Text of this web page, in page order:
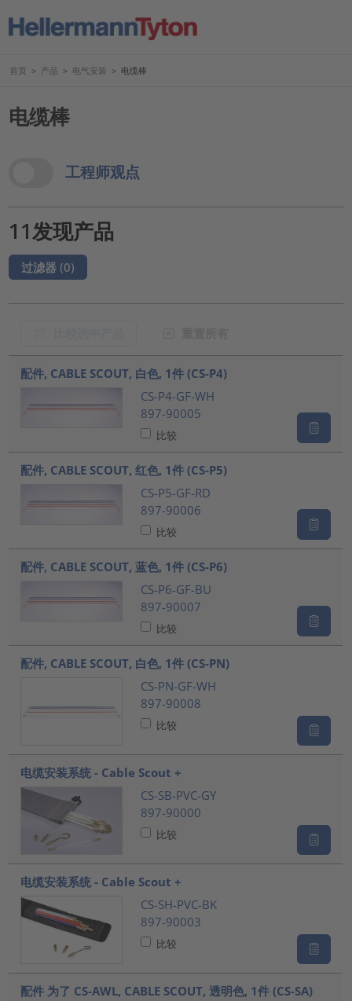
首页 > 产品 > 电气安装 > 电缆棒
电缆棒
View Options
工程师观点
11发现产品
过滤器 (0)
配件, CABLE SCOUT, 白色, 1件 (CS-P4)
CS-P4-GF-WH
897-90005
比较
配件, CABLE SCOUT, 红色, 1件 (CS-P5)
CS-P5-GF-RD
897-90006
比较
配件, CABLE SCOUT, 蓝色, 1件 (CS-P6)
CS-P6-GF-BU
897-90007
比较
配件, CABLE SCOUT, 白色, 1件 (CS-PN)
CS-PN-GF-WH
897-90008
比较
电缆安装系统 - Cable Scout +
CS-SB-PVC-GY
897-90000
比较
电缆安装系统 - Cable Scout +
CS-SH-PVC-BK
897-90003
比较
配件 为了 CS-AWL, CABLE SCOUT, 透明色, 1件 (CS-SA)